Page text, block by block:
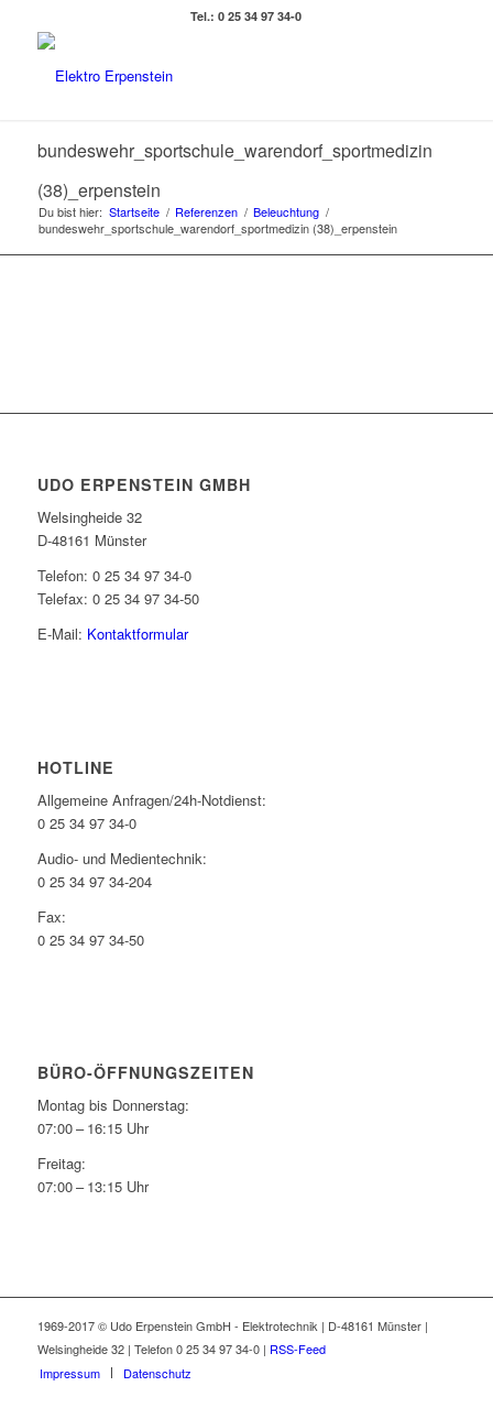
Tel.: 0 25 34 97 34-0
bundeswehr_sportschule_warendorf_sportmedizin
(38)_erpenstein
Du bist hier: Startseite / Referenzen / Beleuchtung /
bundeswehr_sportschule_warendorf_sportmedizin (38)_erpenstein
UDO ERPENSTEIN GMBH
Welsingheide 32
D-48161 Münster
Telefon: 0 25 34 97 34-0
Telefax: 0 25 34 97 34-50
E-Mail: Kontaktformular
HOTLINE
Allgemeine Anfragen/24h-Notdienst:
0 25 34 97 34-0
Audio- und Medientechnik:
0 25 34 97 34-204
Fax:
0 25 34 97 34-50
BÜRO-ÖFFNUNGSZEITEN
Montag bis Donnerstag:
07:00 – 16:15 Uhr
Freitag:
07:00 – 13:15 Uhr
1969-2017 © Udo Erpenstein GmbH - Elektrotechnik | D-48161 Münster |
Welsingheide 32 | Telefon 0 25 34 97 34-0 | RSS-Feed
Impressum
Datenschutz